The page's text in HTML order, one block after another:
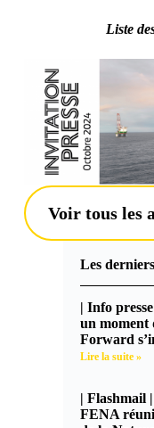
Liste
Voir tous les
Les
| Info
un moment
Forward
Lire la suite »
| Flashmail
FENA